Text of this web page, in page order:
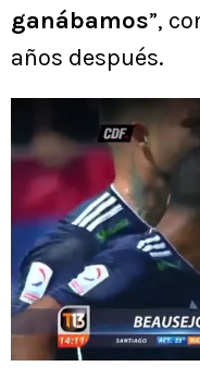
ganábamos”,
años después.